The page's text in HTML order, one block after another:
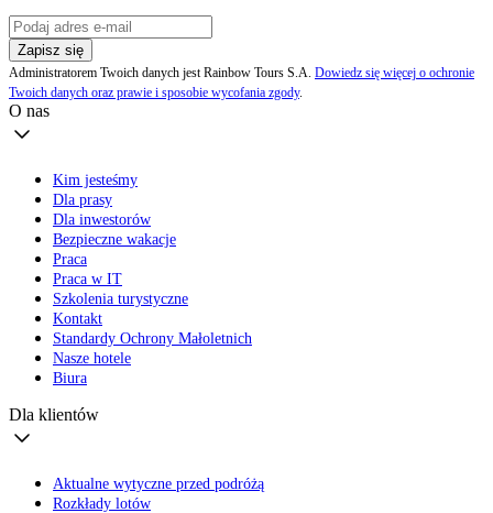
Zapisz się
Administratorem Twoich danych jest Rainbow Tours S.A. Dowiedz się więcej o ochronie
Twoich danych oraz prawie i sposobie wycofania zgody.
O nas
Kim jesteśmy
Dla prasy
Dla inwestorów
Bezpieczne wakacje
Praca
Praca w IT
Szkolenia turystyczne
Kontakt
Standardy Ochrony Małoletnich
Nasze hotele
Biura
Dla klientów
Aktualne wytyczne przed podróżą
Rozkłady lotów